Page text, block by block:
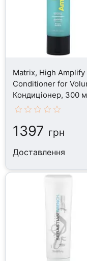
Matrix, High Amplify
Conditioner for
Кондиціонер, 300
1397 грн
Доставлення